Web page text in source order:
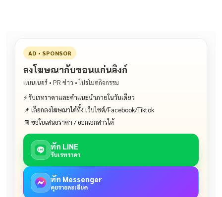
AD • SPONSOR
ลงโฆษณากับขอนแก่นลิงก์
แบนเนอร์ • PR ข่าว • โปรโมตกิจกรรม
⚡ รับเรทราคาและคำแนะนำภายในวันเดียว
📌 เลือกลงโฆษณาได้ทั้ง เว็บไซต์/Facebook/Tiktok
🧾 ขอใบเสนอราคา / ออกเอกสารได้
ทัก LINE
รับเรทราคา
ทัก Messenger
คุยรายละเอียด